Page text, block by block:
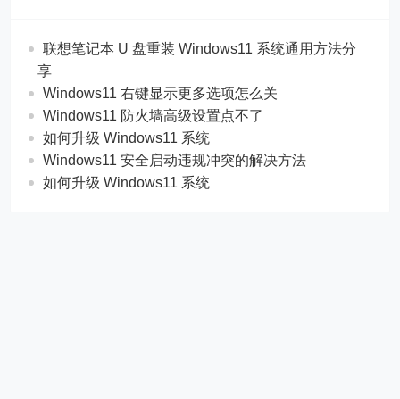
联想笔记本 U 盘重装 Windows11 系统通用方法分
享
Windows11 右键显示更多选项怎么关
Windows11 防火墙高级设置点不了
如何升级 Windows11 系统
Windows11 安全启动违规冲突的解决方法
如何升级 Windows11 系统